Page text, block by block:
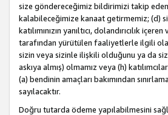
size göndereceğimiz bildirimizi takip eden
kalabileceğimize kanaat getirmemiz; (d)
katılımınızın yanıltıcı, dolandırıcılık
tarafından yürütülen faaliyetlerle ilgili
sizin veya sizinle ilişkili olduğunu ya da
askıya almış) olmamız veya (h)
(a) bendinin amaçları bakımından
sayılacaktır.
Doğru tutarda ödeme yapılabilmesini